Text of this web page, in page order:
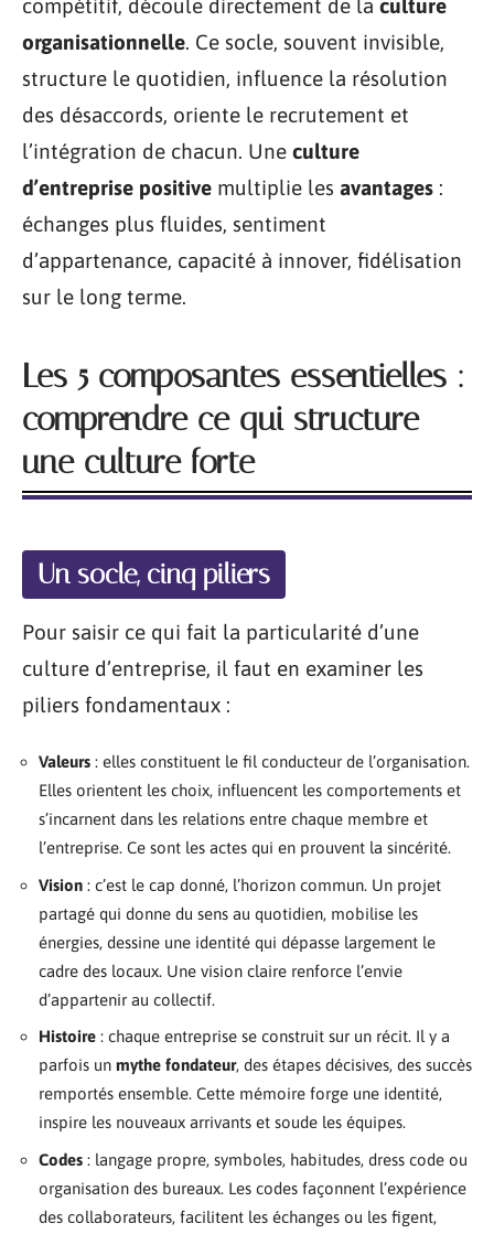
compétitif, découle directement de la culture
organisationnelle. Ce socle, souvent invisible,
structure le quotidien, influence la résolution
des désaccords, oriente le recrutement et
l’intégration de chacun. Une culture
d’entreprise positive multiplie les avantages :
échanges plus fluides, sentiment
d’appartenance, capacité à innover, fidélisation
sur le long terme.
Les 5 composantes essentielles :
comprendre ce qui structure
une culture forte
Un socle, cinq piliers
Pour saisir ce qui fait la particularité d’une
culture d’entreprise, il faut en examiner les
piliers fondamentaux :
Valeurs : elles constituent le fil conducteur de l’organisation.
Elles orientent les choix, influencent les comportements et
s’incarnent dans les relations entre chaque membre et
l’entreprise. Ce sont les actes qui en prouvent la sincérité.
Vision : c’est le cap donné, l’horizon commun. Un projet
partagé qui donne du sens au quotidien, mobilise les
énergies, dessine une identité qui dépasse largement le
cadre des locaux. Une vision claire renforce l’envie
d’appartenir au collectif.
Histoire : chaque entreprise se construit sur un récit. Il y a
parfois un mythe fondateur, des étapes décisives, des succès
remportés ensemble. Cette mémoire forge une identité,
inspire les nouveaux arrivants et soude les équipes.
Codes : langage propre, symboles, habitudes, dress code ou
organisation des bureaux. Les codes façonnent l’expérience
des collaborateurs, facilitent les échanges ou les figent,